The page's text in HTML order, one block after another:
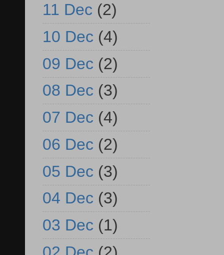
11 Dec (2)
10 Dec (4)
09 Dec (2)
08 Dec (3)
07 Dec (4)
06 Dec (2)
05 Dec (3)
04 Dec (3)
03 Dec (1)